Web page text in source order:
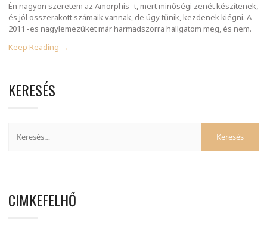
Én nagyon szeretem az Amorphis -t, mert minőségi zenét készítenek,
és jól összerakott számaik vannak, de úgy tűnik, kezdenek kiégni. A
2011 -es nagylemezüket már harmadszorra hallgatom meg, és nem.
Keep Reading →
KERESÉS
CIMKEFELHŐ